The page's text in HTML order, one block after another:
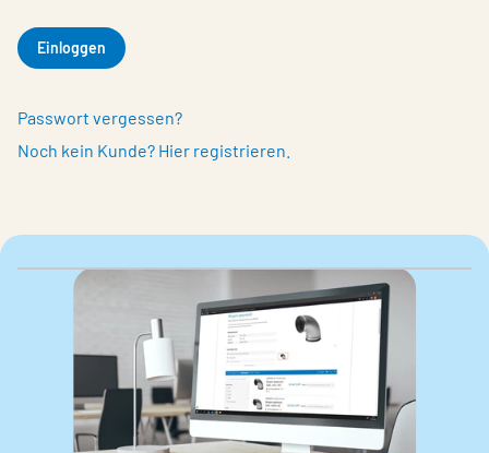
Einloggen
Passwort vergessen?
Noch kein Kunde? Hier registrieren.